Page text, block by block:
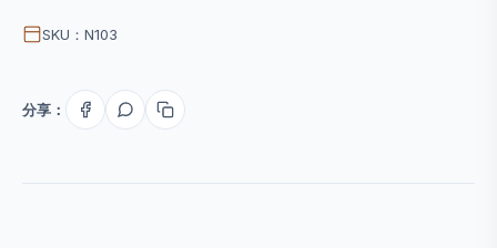
SKU：N103
分享：